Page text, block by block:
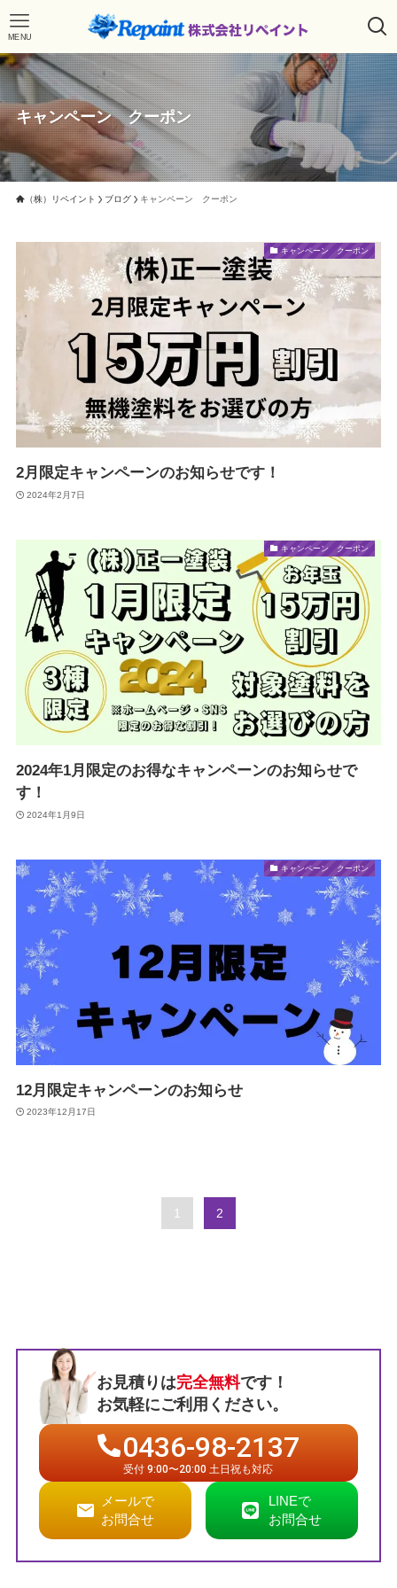
MENU
キャンペーン クーポン
（株）リペイント ブログ キャンペーン クーポン
キャンペーン クーポン
2月限定キャンペーンのお知らせです！
2024年2月7日
キャンペーン クーポン
2024年1月限定のお得なキャンペーンのお知らせで
す！
2024年1月9日
キャンペーン クーポン
12月限定キャンペーンのお知らせ
2023年12月17日
1 2
お見積りは完全無料です！
お気軽にご利用ください。
0436-98-2137
受付 9:00〜20:00 土日祝も対応
メールで
お問合せ
LINEで
お問合せ